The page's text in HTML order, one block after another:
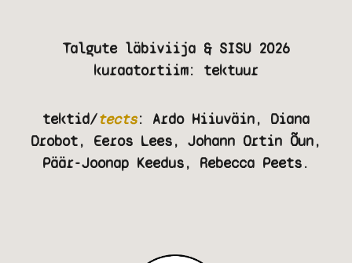
Talgute läbiviija & SISU 2026
kuraatortiim: tektuur
tektid/tects: Ardo Hiiuväin, Diana
Drobot, Eeros Lees, Johann Ortin Õun,
Päär-Joonap Keedus, Rebecca Peets.